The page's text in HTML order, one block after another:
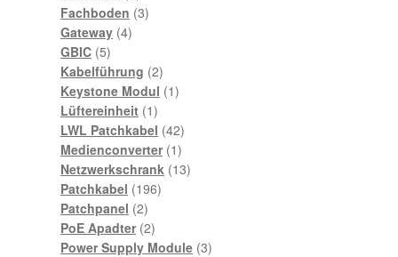
Produkte
Fachboden 33
Gateway 44
GBIC 55
Produkte
Kabelführung 22
Produkte
Keystone Modul 11
Lüftereinheit 11
Produkt
LWL Patchkabel 4242
Produkte
Medienconverter 11
Produkt
Netzwerkschrank 1313
Patchkabel 196196
Patchpanel 22
Produkte
PoE Apadter 22
Produkte
Power Supply Module 33